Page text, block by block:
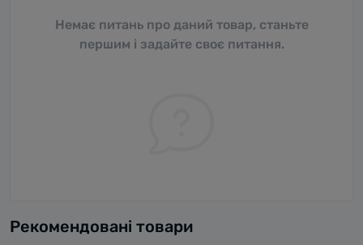
Немає питань про даний товар, станьте
першим і задайте своє питання.
Рекомендовані товари